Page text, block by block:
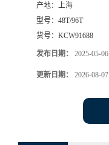
产地：
上海
型号： 48T/96T
货号： KCW91688
发布日期： 2025-05-06
更新日期： 2026-08-07